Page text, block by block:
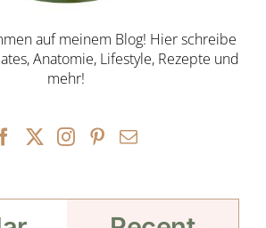
auf meinem Blog! Hier schreibe
Anatomie, Lifestyle, Rezepte und
mehr!